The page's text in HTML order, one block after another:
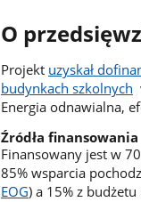
O
Projekt uzyskał
budynkach szkolnych
Energia odnawialna,
Źródła finansowania
Finansowany jest w
85% wsparcia
EOG) a 15% z